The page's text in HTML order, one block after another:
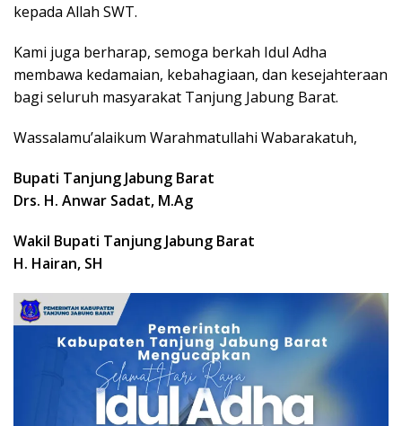
kepada Allah SWT.
Kami juga berharap, semoga berkah Idul Adha
membawa kedamaian, kebahagiaan, dan kesejahteraan
bagi seluruh masyarakat Tanjung Jabung Barat.
Wassalamu’alaikum Warahmatullahi Wabarakatuh,
Bupati Tanjung Jabung Barat
Drs. H. Anwar Sadat, M.Ag
Wakil Bupati Tanjung Jabung Barat
H. Hairan, SH